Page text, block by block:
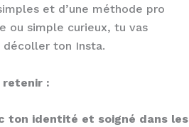
et d’une méthode pro
ou simple curieux, tu vas
ton Insta.
retenir :
ton identité et soigné dans les